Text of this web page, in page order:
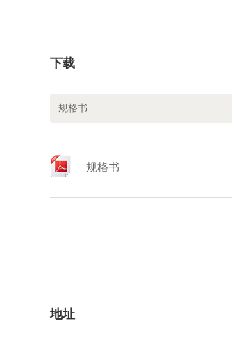
下载
规格书
规格书
地址